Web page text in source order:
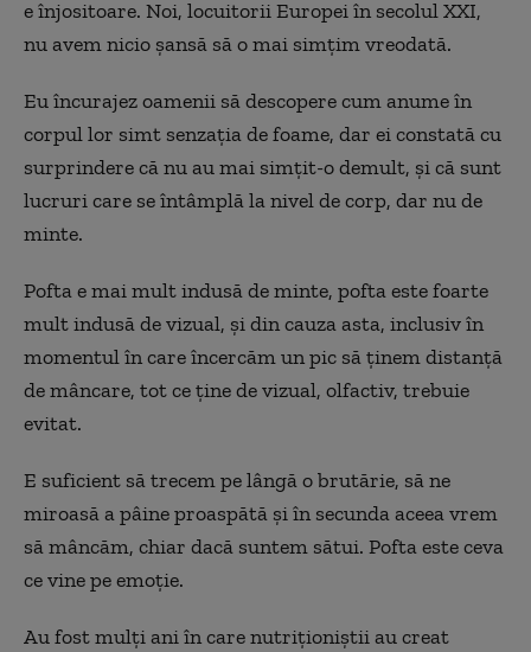
e înjositoare. Noi, locuitorii Europei în secolul XXI,
nu avem nicio șansă să o mai simțim vreodată.
Eu încurajez oamenii să descopere cum anume în
corpul lor simt senzația de foame, dar ei constată cu
surprindere că nu au mai simțit-o demult, și că sunt
lucruri care se întâmplă la nivel de corp, dar nu de
minte.
Pofta e mai mult indusă de minte, pofta este foarte
mult indusă de vizual, și din cauza asta, inclusiv în
momentul în care încercăm un pic să ținem distanță
de mâncare, tot ce ține de vizual, olfactiv, trebuie
evitat.
E suficient să trecem pe lângă o brutărie, să ne
miroasă a pâine proaspătă și în secunda aceea vrem
să mâncăm, chiar dacă suntem sătui. Pofta este ceva
ce vine pe emoție.
Au fost mulți ani în care nutriționiștii au creat